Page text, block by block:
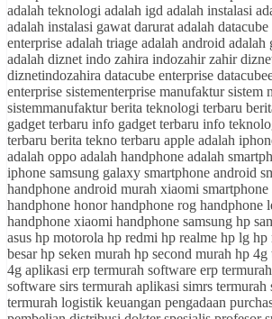
adalah teknologi adalah igd adalah instalasi
adalah instalasi gawat darurat adalah
enterprise adalah triage adalah android
adalah diznet indo zahira indozahir zahir
diznetindozahira datacube enterprise
enterprise sistementerprise manufaktur sistem
sistemmanufaktur berita teknologi terbaru
gadget terbaru info gadget terbaru info
terbaru berita tekno terbaru apple adalah
adalah oppo adalah handphone adalah
iphone samsung galaxy smartphone android
handphone android murah xiaomi smartphone
handphone honor handphone rog handphone
handphone xiaomi handphone samsung hp
asus hp motorola hp redmi hp realme hp lg
besar hp seken murah hp second murah hp
4g aplikasi erp termurah software erp
software sirs termurah aplikasi simrs termurah
termurah logistik keuangan pengadaan